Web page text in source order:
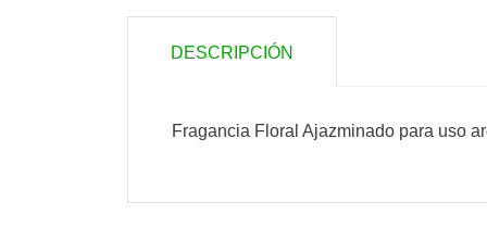
DESCRIPCIÓN
Fragancia Floral Ajazminado para uso